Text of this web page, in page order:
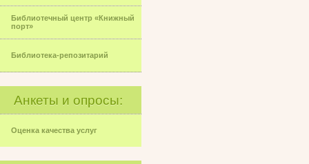
Библиотечный центр «Книжный
порт»
Библиотека-репозитарий
Анкеты и опросы:
Оценка качества услуг